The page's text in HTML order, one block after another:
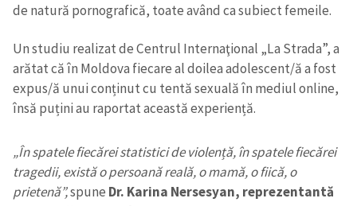
de natură pornografică, toate având ca subiect femeile.
Un studiu realizat de Centrul Internaţional „La Strada”, a
arătat că în Moldova fiecare al doilea adolescent/ă a fost
expus/ă unui conținut cu tentă sexuală în mediul online,
însă puțini au raportat această experiență.
„În spatele fiecărei statistici de violență, în spatele fiecărei
tragedii, există o persoană reală, o mamă, o fiică, o
prietenă”,spune Dr. Karina Nersesyan, reprezentantă